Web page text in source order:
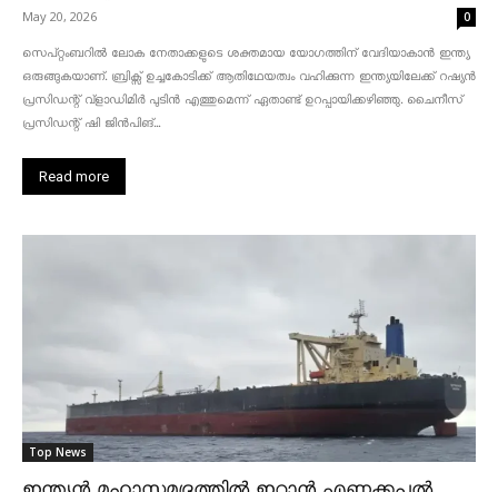
May 20, 2026 0
സെപ്റ്റംബറിൽ ലോക നേതാക്കളുടെ ശക്തമായ യോഗത്തിന് വേദിയാകാൻ ഇന്ത്യ
ഒരുങ്ങുകയാണ്. ബ്രിക്സ് ഉച്ചകോടിക്ക് ആതിഥേയത്വം വഹിക്കുന്ന ഇന്ത്യയിലേക്ക് റഷ്യൻ
പ്രസിഡന്റ് വ്‌ളാഡിമിർ പുടിൻ എത്തുമെന്ന് ഏതാണ്ട് ഉറപ്പായിക്കഴിഞ്ഞു. ചൈനീസ്
പ്രസിഡന്റ് ഷി ജിൻപിങ്...
Read more
Top News